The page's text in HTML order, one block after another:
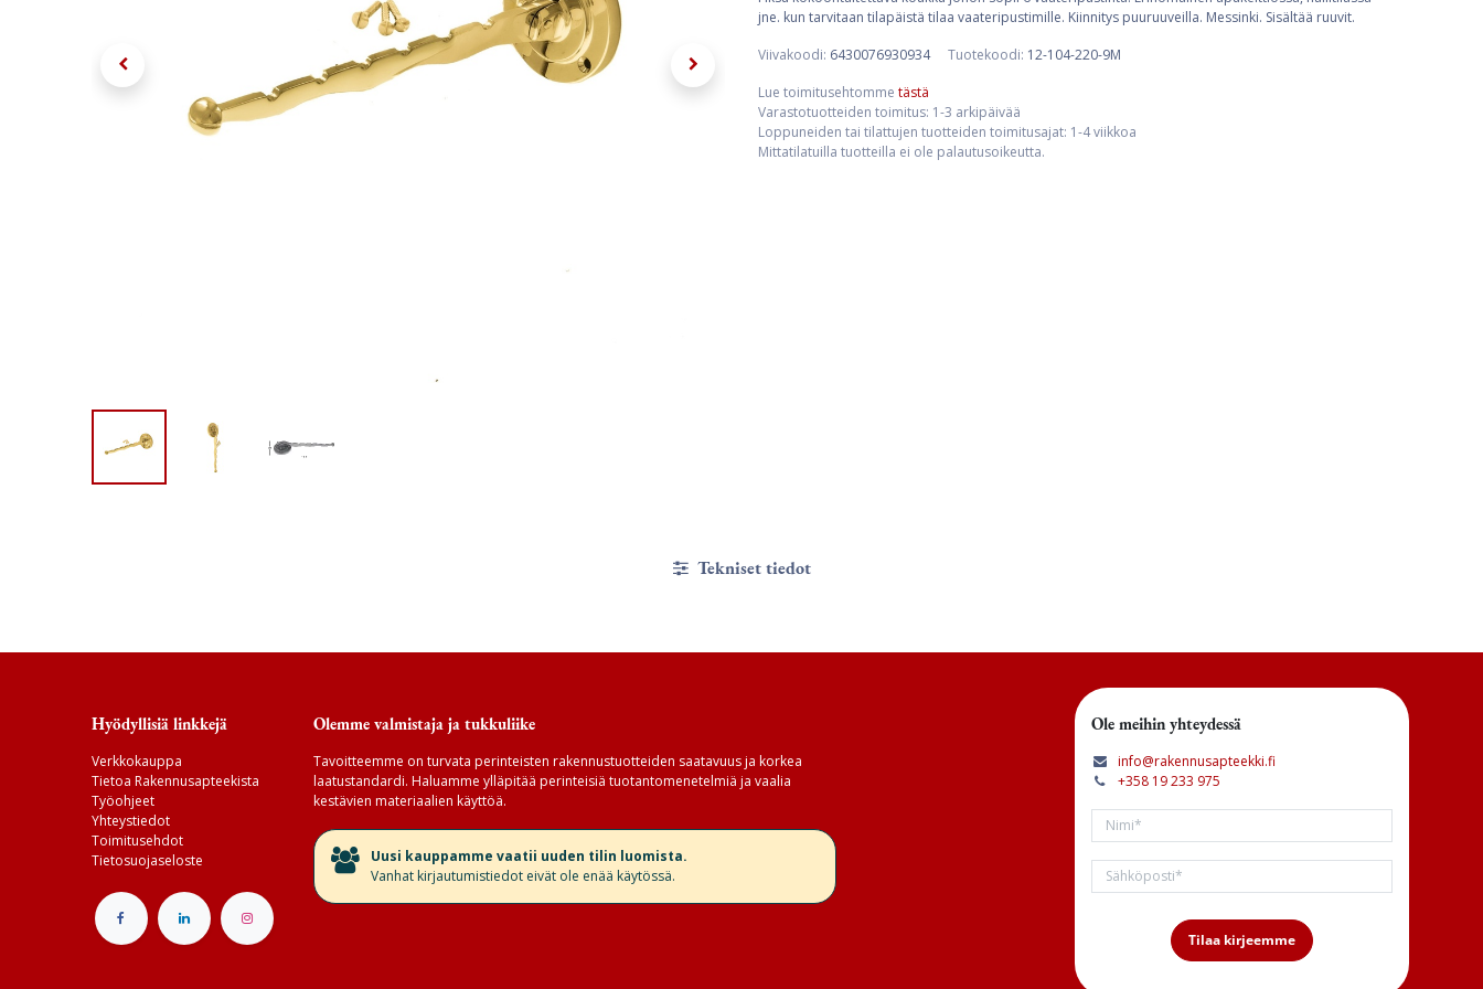
jne. kun tarvitaan tilapäistä tilaa vaateripustimille. Kiinnitys puuruuveilla. Messinki. Sisältää ruuvit.
Viivakoodi: 6430076930934 Tuotekoodi: 12-104-220-9M
Lue toimitusehtomme tästä
Varastotuotteiden toimitus: 1-3 arkipäivää
Loppuneiden tai tilattujen tuotteiden toimitusajat: 1-4 viikkoa
Mittatilatuilla tuotteilla ei ole palautusoikeutta.
Tekniset tiedot
Hyödyllisiä linkkejä
Verkkokauppa
Tietoa Rakennusapteekista
Työohjeet
Yhteystiedot
Toimitusehdot
Tietosuojaseloste
Olemme valmistaja ja tukkuliike
Tavoitteemme on turvata perinteisten rakennustuotteiden saatavuus ja korkea
laatustandardi. Haluamme ylläpitää perinteisiä tuotantomenetelmiä ja vaalia
kestävien materiaalien käyttöä.
​Uusi kauppamme vaatii uuden tilin luomista.
Vanhat kirjautumistiedot eivät ole enää käytössä.
Ole meihin yhteydessä
info@rakennusapteekki.fi
+358 19 233 975
Tilaa kirjeemme